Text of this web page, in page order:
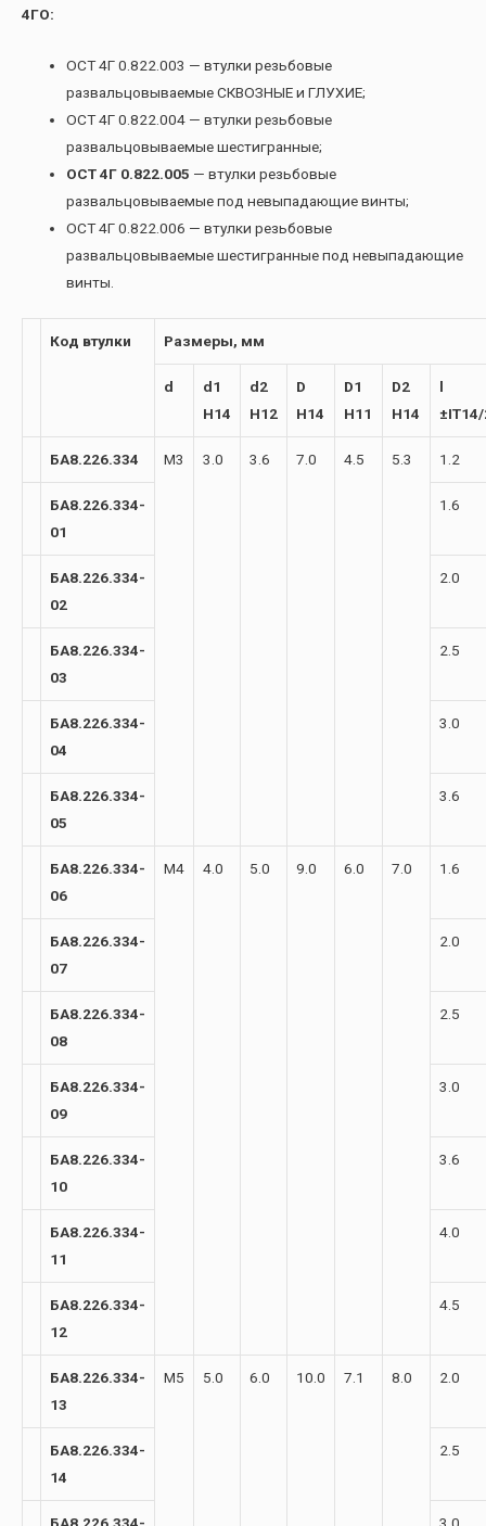
4ГО:
ОСТ 4Г 0.822.003 — втулки резьбовые
развальцовываемые СКВОЗНЫЕ и ГЛУХИЕ;
ОСТ 4Г 0.822.004 — втулки резьбовые
развальцовываемые шестигранные;
ОСТ 4Г 0.822.005 — втулки резьбовые
развальцовываемые под невыпадающие винты;
ОСТ 4Г 0.822.006 — втулки резьбовые
развальцовываемые шестигранные под невыпадающие
винты.
Код втулки Размеры, мм
d
d1
H14
d2
H12
D
H14
D1
H11
D2
H14
l
БА8.226.334 М3 3.0 3.6 7.0 4.5 5.3 1.2
БА8.226.334-
01
1.6
БА8.226.334-
02
2.0
БА8.226.334-
03
2.5
БА8.226.334-
04
3.0
БА8.226.334-
05
3.6
БА8.226.334-
06
М4 4.0 5.0 9.0 6.0 7.0 1.6
БА8.226.334-
07
2.0
БА8.226.334-
08
2.5
БА8.226.334-
09
3.0
БА8.226.334-
10
3.6
БА8.226.334-
11
4.0
БА8.226.334-
12
4.5
БА8.226.334-
13
М5 5.0 6.0 10.0 7.1 8.0 2.0
БА8.226.334-
14
2.5